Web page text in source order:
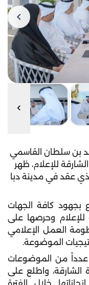
بن سلطان القاسمي
للإعلام، ظهر
عقد في مدينة دبا
بجهود كافة الجهات
وحرصها على
العمل الإعلامي
الموضوعة.
من الموضوعات
الشارقة، واطلع على